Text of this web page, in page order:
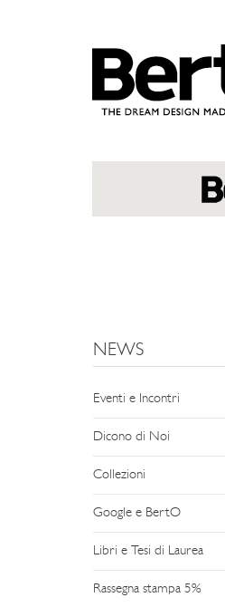
NEWS
Eventi e Incontri
Dicono di Noi
Collezioni
Google e BertO
Libri e Tesi di Laurea
Rassegna stampa 5%